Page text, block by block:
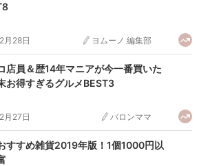
月28日 ヨムーノ 編集部
店員＆歴14年マニアが今一番買いた
お得すぎるグルメBEST3
月27日 バロンママ
すすめ雑貨2019年版！1個1000円以